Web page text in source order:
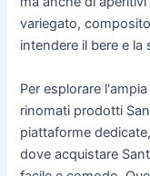
variegato,
intendere il bere e la
Per esplorare
rinomati prodotti
piattaforme
dove acquistare